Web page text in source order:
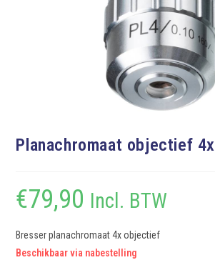
Planachromaat objectief 4x
€79,90 Incl. BTW
Bresser planachromaat 4x objectief
Beschikbaar via nabestelling